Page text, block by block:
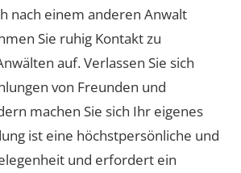
nach einem anderen Anwalt
Sie ruhig Kontakt zu
auf. Verlassen Sie sich
von Freunden und
machen Sie sich Ihr eigenes
ist eine höchstpersönliche und
und erfordert ein